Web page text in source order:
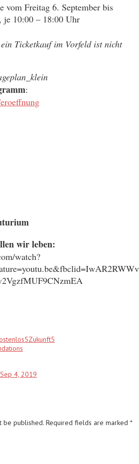
vom Freitag 6. September bis
je 10:00 – 18:00 Uhr
Ticketkauf im Vorfeld ist nicht
:
wir leben:
watch?
5Zukunft5
Sep 4, 2019
be published. Required fields are marked *